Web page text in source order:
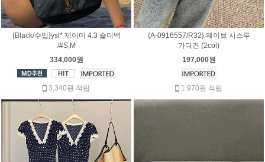
{Black/수입}ysl* 제이미 4.3 숄더백
/#S,M
334,000원
3,340원 적립
{A-0916557/R32} 웨이브 시스루
가디건 (2col)
197,000원
1,970원 적립